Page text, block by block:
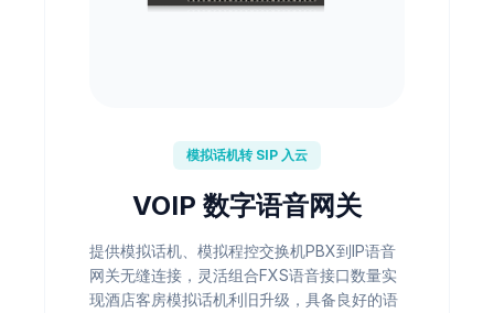
模拟话机转 SIP 入云
VOIP 数字语音网关
提供模拟话机、模拟程控交换机PBX到IP语音
网关无缝连接，灵活组合FXS语音接口数量实
现酒店客房模拟话机利旧升级，具备良好的语